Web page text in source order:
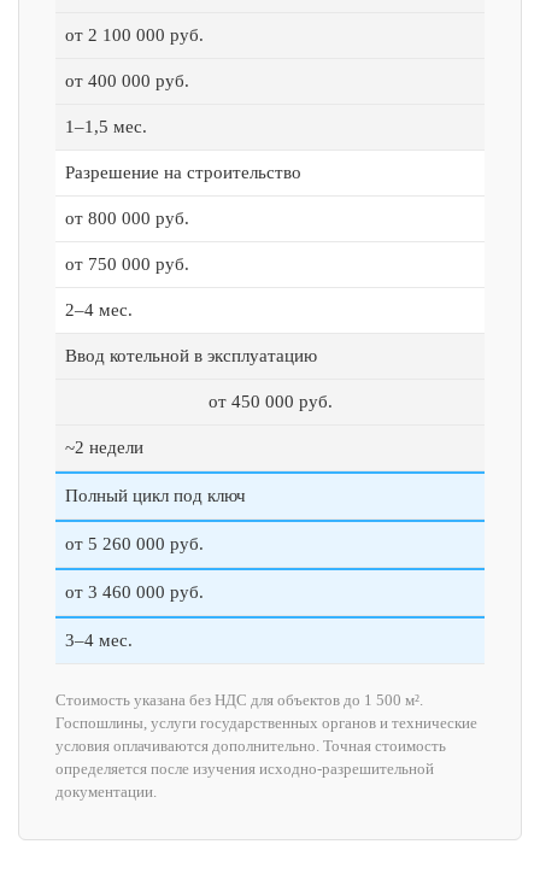
от 2 100 000 руб.
от 400 000 руб.
1–1,5 мес.
Разрешение на строительство
от 800 000 руб.
от 750 000 руб.
2–4 мес.
Ввод котельной в эксплуатацию
от 450 000 руб.
~2 недели
Полный цикл под ключ
от 5 260 000 руб.
от 3 460 000 руб.
3–4 мес.
Стоимость указана без НДС для объектов до 1 500 м².
Госпошлины, услуги государственных органов и технические
условия оплачиваются дополнительно. Точная стоимость
определяется после изучения исходно-разрешительной
документации.